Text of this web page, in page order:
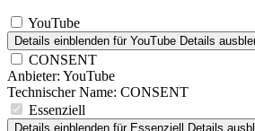
YouTube
Details einblenden für YouTube Details
CONSENT
Anbieter: YouTube
Technischer Name: CONSENT
Essenziell
Details einblenden für Essenziell Details